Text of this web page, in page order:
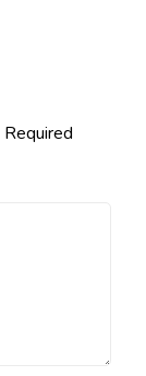
Required